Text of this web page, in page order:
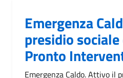
Emergenza
presidio
Pronto
Emergenza Caldo. Attivo il